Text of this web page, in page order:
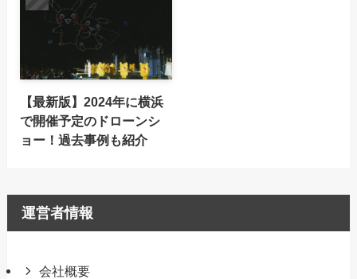
【最新版】2024年に横浜
で開催予定のドローンシ
ョー！過去事例も紹介
運営者情報
会社概要